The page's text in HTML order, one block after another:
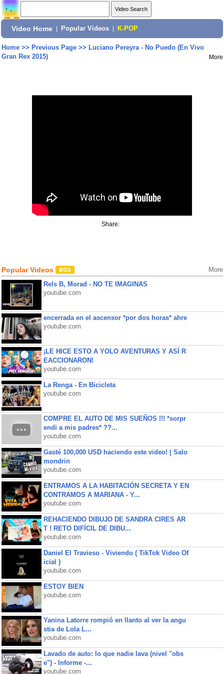
Video Home Popular Videos K-POP
Home>> Previous Page>> Luciano Pereyra - No Puedo (En Vivo
Gran Rex 2015)
More
Share:
Popular Videos More
Rels B, Morad - NO TE IMAGINAS
youtube.com
encerrada en el ascensor *por dos horas* ahre
youtube.com
¡LE HICE ESTO A YOLO AVENTURAS Y ASÍ R
EACCIONARON!
youtube.com
La Renga - En Bicicleta
youtube.com
COMPRE EL AUTO DE MIS SUEÑOS !!! *sorpr
endi a mis padres* ??...
youtube.com
Gasté 100,000 USD haciendo este video! | Salo
mondrin
youtube.com
ENTRAMOS A LA HABITACIÓN SECRETA Y EN
CONTRAMOS A MARIANA - Y...
youtube.com
REHACIENDO DIBUJO DE SANDRA CIRES AR
T ! RETO DIFÍCIL DE DIBU...
youtube.com
Daniel El Travieso - Viviendo ( TikTok Video Of
icial )
youtube.com
ESTOY BIEN
youtube.com
Yanina Latorre rompió en llanto al ver la angu
stia de Lola L...
youtube.com
Lavado de auto: lo que nadie lava (nivel "obs
e") - Informe -...
youtube.com